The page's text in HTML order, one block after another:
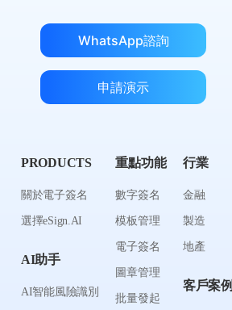
WhatsApp諮詢
申請演示
PRODUCTS
關於電子簽名
選擇eSign.AI
AI助手
AI智能風險識別
重點功能
數字簽名
模板管理
電子簽名
圖章管理
批量發起
行業
金融
製造
地產
客戶案例